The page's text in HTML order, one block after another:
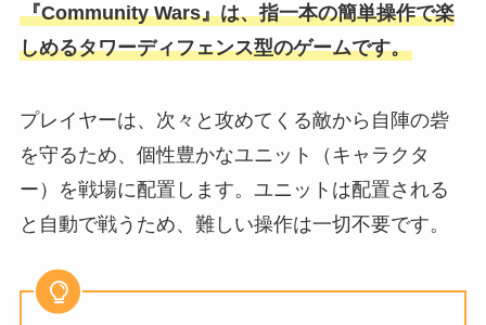
『Community Wars』は、指⼀本の簡単操作で楽
しめるタワーディフェンス型のゲームです。
プレイヤーは、次々と攻めてくる敵から⾃陣の砦
を守るため、個性豊かなユニット（キャラクタ
ー）を戦場に配置します。ユニットは配置される
と⾃動で戦うため、難しい操作は⼀切不要です。